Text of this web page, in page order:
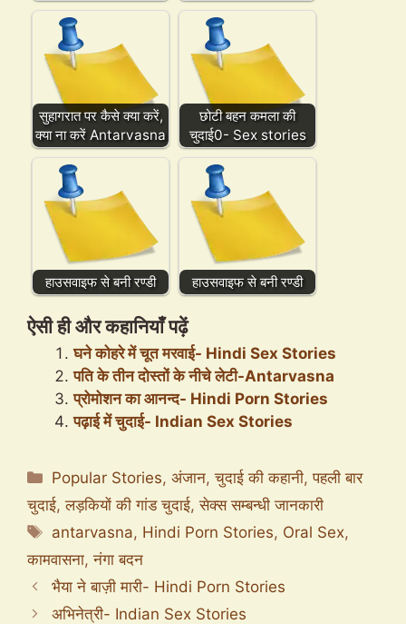
सुहागरात पर कैसे क्या करें,
क्या ना करें Antarvasna
छोटी बहन कमला की
चुदाई0- Sex stories
हाउसवाइफ से बनी रण्डी हाउसवाइफ से बनी रण्डी
ऐसी ही और कहानियाँ पढ़ें
घने कोहरे में चूत मरवाई- Hindi Sex Stories
पति के तीन दोस्तों के नीचे लेटी-Antarvasna
प्रोमोशन का आनन्द- Hindi Porn Stories
पढ़ाई में चुदाई- Indian Sex Stories
Categories
Popular Stories,अंजान,चुदाई की कहानी,पहली बार
चुदाई,लड़कियों की गांड चुदाई,सेक्स सम्बन्धी जानकारी
Tags
antarvasna, Hindi Porn Stories, Oral Sex,
कामवासना,नंगा बदन
भैया ने बाज़ी मारी- Hindi Porn Stories
अभिनेत्री- Indian Sex Stories